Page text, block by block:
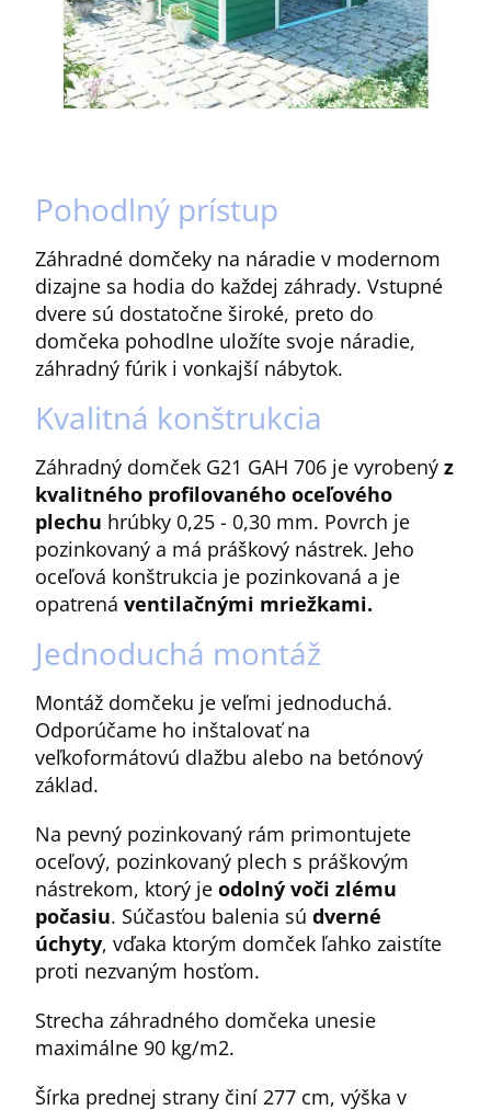
Pohodlný prístup
Záhradné domčeky na náradie v modernom
dizajne sa hodia do každej záhrady. Vstupné
dvere sú dostatočne široké, preto do
domčeka pohodlne uložíte svoje náradie,
záhradný fúrik i vonkajší nábytok.
Kvalitná konštrukcia
Záhradný domček G21 GAH 706 je vyrobený z
kvalitného profilovaného oceľového
plechu hrúbky 0,25 - 0,30 mm. Povrch je
pozinkovaný a má práškový nástrek. Jeho
oceľová konštrukcia je pozinkovaná a je
opatrená ventilačnými mriežkami.
Jednoduchá montáž
Montáž domčeku je veľmi jednoduchá.
Odporúčame ho inštalovať na
veľkoformátovú dlažbu alebo na betónový
základ.
Na pevný pozinkovaný rám primontujete
oceľový, pozinkovaný plech s práškovým
nástrekom, ktorý je odolný voči zlému
počasiu. Súčasťou balenia sú dverné
úchyty, vďaka ktorým domček ľahko zaistíte
proti nezvaným hosťom.
Strecha záhradného domčeka unesie
maximálne 90 kg/m2.
Šírka prednej strany činí 277 cm, výška v